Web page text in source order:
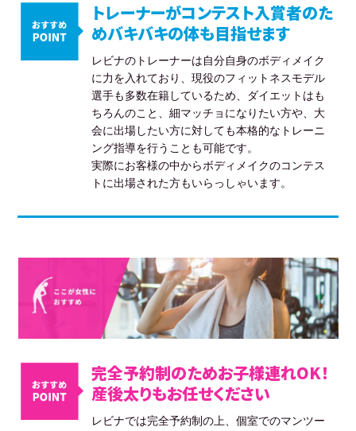
トレーナーがコンテスト入賞者のた
めバキバキの体も目指せます
レビナのトレーナーは自分自身のボディメイク
に力を入れており、現役のフィットネスモデル
選手も多数在籍しているため、ダイエットはも
ちろんのこと、細マッチョになりたい方や、大
会に出場したい方に対しても本格的なトレーニ
ング指導を行うことも可能です。
実際にお客様の中からボディメイクのコンテス
トに出場された方もいらっしゃいます。
完全予約制のためお子様連れOK！
産後太りもお任せください
レビナでは完全予約制の上、個室でのマンツー